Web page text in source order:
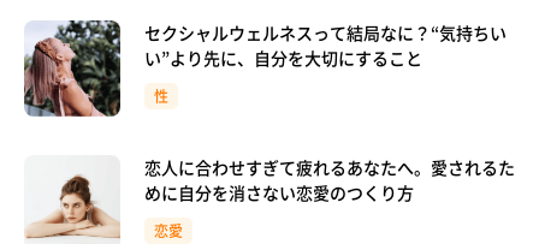
セクシャルウェルネスって結局なに？“気持ちい
い”より先に、自分を大切にすること
性
恋人に合わせすぎて疲れるあなたへ。愛されるた
めに自分を消さない恋愛のつくり方
恋愛